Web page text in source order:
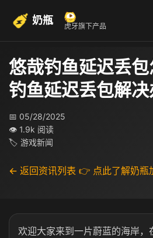
奶瓶 虎牙旗下产品
悠哉钓鱼延迟丢
钓鱼延迟丢包解
📅 05/28/2025
👁 1.9k 阅读
🏷 游戏新闻
← 返回资讯列表 👉 点此了解奶瓶
欢迎大家来到一片蔚蓝的海岸，